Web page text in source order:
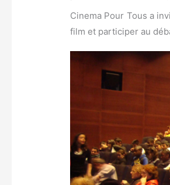
Cinema Pour Tous a
film et participer au